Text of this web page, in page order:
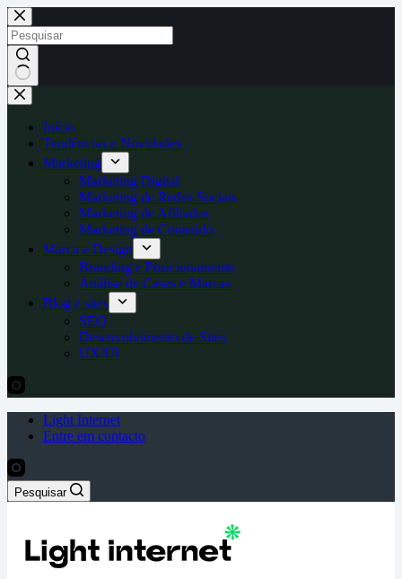
Pular
para
o
conteúdo
Sem
resultados
Início
Tendências e Novidades
Marketing
Marketing Digital
Marketing de Redes Sociais
Marketing de Afiliados
Marketing de Conteúdo
Marca e Design
Branding e Posicionamento
Análise de Cases e Marcas
Blog e sites
SEO
Desenvolvimento de Sites
UX/UI
Light Internet
Entre em contacto
Pesquisar